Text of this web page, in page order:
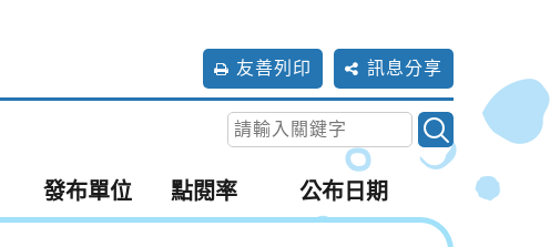
友善列印 訊息分享
發布單位 點閱率 公布日期